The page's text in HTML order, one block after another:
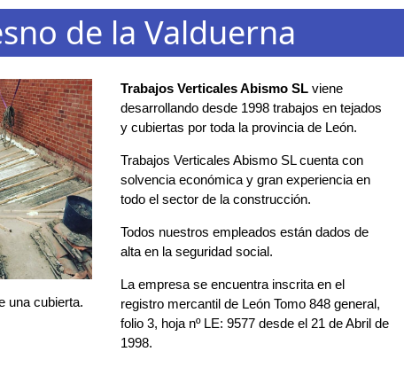
de la Valduerna
una cubierta.
Trabajos Verticales Abismo SL viene
desarrollando desde 1998 trabajos en tejados
y cubiertas por toda la provincia de León.
Trabajos Verticales Abismo SL cuenta con
solvencia económica y gran experiencia en
todo el sector de la construcción.
Todos nuestros empleados están dados de
alta en la seguridad social.
La empresa se encuentra inscrita en el
registro mercantil de León Tomo 848 general,
folio 3, hoja nº LE: 9577 desde el 21 de Abril de
1998.